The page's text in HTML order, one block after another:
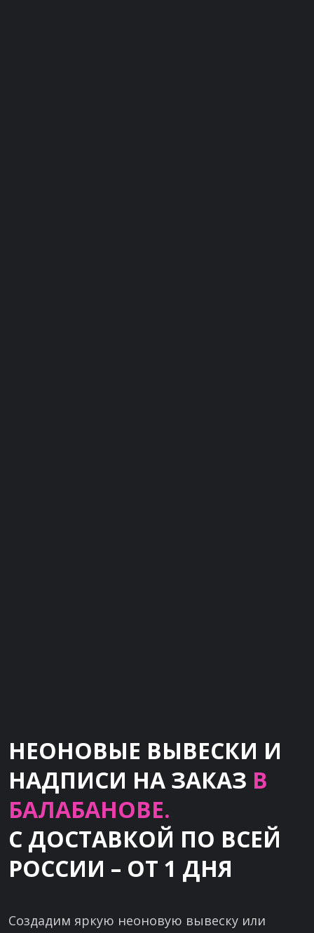
НЕОНОВЫЕ ВЫВЕСКИ И
НАДПИСИ НА ЗАКАЗ В
БАЛАБАНОВЕ.
С ДОСТАВКОЙ ПО ВСЕЙ
РОССИИ – ОТ 1 ДНЯ
Создадим яркую неоновую вывеску или